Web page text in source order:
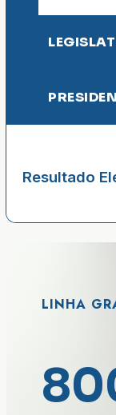
Resultado
LINHA